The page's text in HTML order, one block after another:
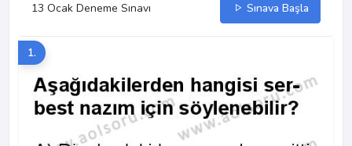
13 Ocak Deneme Sınavı Sınava Başla
1.